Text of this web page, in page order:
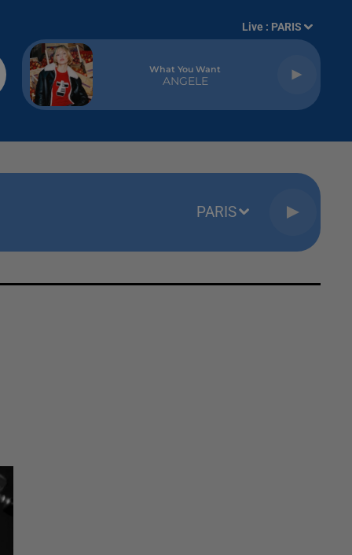
Live : PARIS
What You Want
ANGELE
PARIS